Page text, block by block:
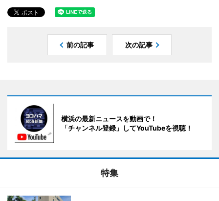
前の記事 次の記事
横浜の最新ニュースを動画で！
「チャンネル登録」してYouTubeを視聴！
特集